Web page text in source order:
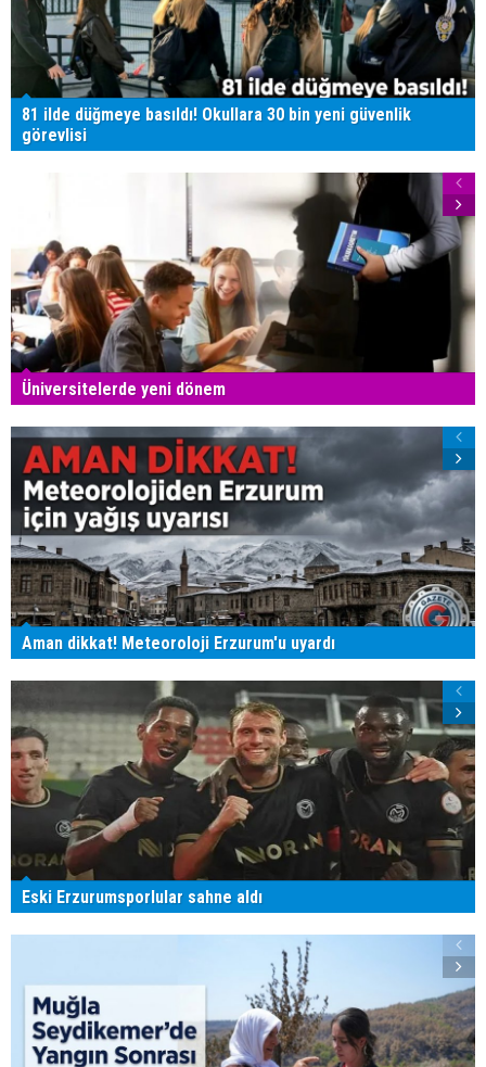
81 ilde düğmeye basıldı! Okullara 30 bin yeni güvenlik
görevlisi
Üniversitelerde yeni dönem
Aman dikkat! Meteoroloji Erzurum'u uyardı
Eski Erzurumsporlular sahne aldı